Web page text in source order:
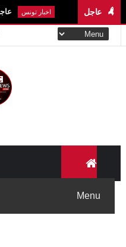
عاجل
اخبار تونس عاجل: سيدي